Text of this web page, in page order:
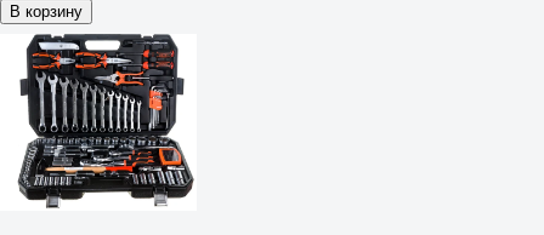
В корзину